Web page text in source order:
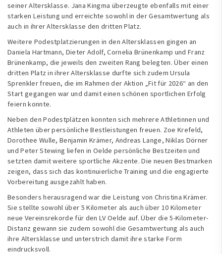
seiner Altersklasse. Jana Kingma überzeugte ebenfalls mit einer
starken Leistung und erreichte sowohl in der Gesamtwertung als
auch in ihrer Altersklasse den dritten Platz.
Weitere Podestplatzierungen in den Altersklassen gingen an
Daniela Hartmann, Dieter Adolf, Cornelia Brünenkamp und Franz
Brünenkamp, die jeweils den zweiten Rang belegten. Über einen
dritten Platz in ihrer Altersklasse durfte sich zudem Ursula
Sprenkler freuen, die im Rahmen der Aktion „Fit für 2026“ an den
Start gegangen war und damit einen schönen sportlichen Erfolg
feiern konnte.
Neben den Podestplätzen konnten sich mehrere Athletinnen und
Athleten über persönliche Bestleistungen freuen. Zoe Krefeld,
Dorothee Wulle, Benjamin Krämer, Andreas Lange, Niklas Dörner
und Peter Stewing liefen in Oelde persönliche Bestzeiten und
setzten damit weitere sportliche Akzente. Die neuen Bestmarken
zeigen, dass sich das kontinuierliche Training und die engagierte
Vorbereitung ausgezahlt haben.
Besonders herausragend war die Leistung von Christina Krämer.
Sie stellte sowohl über 5 Kilometer als auch über 10 Kilometer
neue Vereinsrekorde für den LV Oelde auf. Über die 5-Kilometer-
Distanz gewann sie zudem sowohl die Gesamtwertung als auch
ihre Altersklasse und unterstrich damit ihre starke Form
eindrucksvoll.